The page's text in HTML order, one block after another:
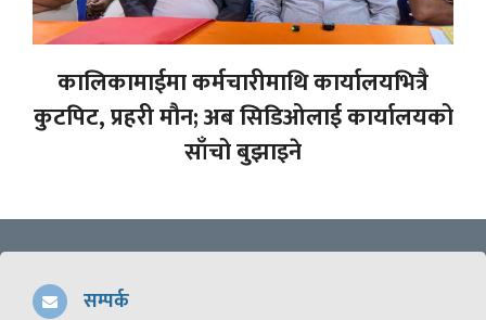
कालिकामाईमा कर्मचारीमाथि कार्यालयभित्रै
कुटपिट, प्रहरी मौन; अब सिडिओलाई कार्यालयको
साँचो बुझाइने
सम्पर्क